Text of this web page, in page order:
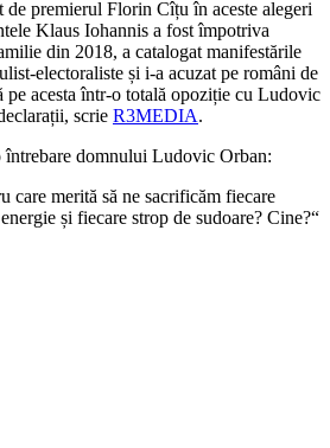
premierul Florin Cîțu în aceste alegeri
Klaus Iohannis a fost împotriva
din 2018, a catalogat manifestările
electoraliste și i-a acuzat pe români de
pe acesta într-o totală opoziție cu Ludovic
scrie R3MEDIA.
întrebare domnului Ludovic Orban:
care merită să ne sacrificăm fiecare
și fiecare strop de sudoare? Cine?“